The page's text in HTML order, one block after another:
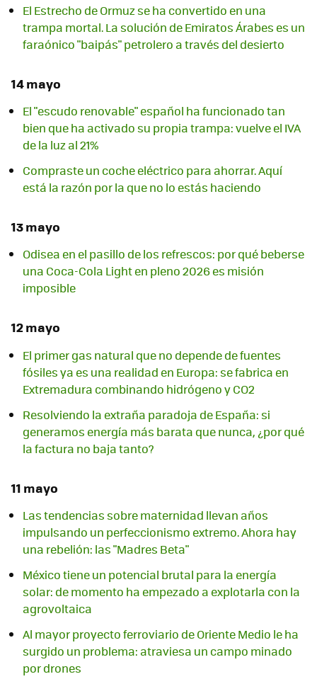
El Estrecho de Ormuz se ha convertido en una
trampa mortal. La solución de Emiratos Árabes es un
faraónico "baipás" petrolero a través del desierto
14 mayo
El "escudo renovable" español ha funcionado tan
bien que ha activado su propia trampa: vuelve el IVA
de la luz al 21%
Compraste un coche eléctrico para ahorrar. Aquí
está la razón por la que no lo estás haciendo
13 mayo
Odisea en el pasillo de los refrescos: por qué beberse
una Coca-Cola Light en pleno 2026 es misión
imposible
12 mayo
El primer gas natural que no depende de fuentes
fósiles ya es una realidad en Europa: se fabrica en
Extremadura combinando hidrógeno y CO2
Resolviendo la extraña paradoja de España: si
generamos energía más barata que nunca, ¿por qué
la factura no baja tanto?
11 mayo
Las tendencias sobre maternidad llevan años
impulsando un perfeccionismo extremo. Ahora hay
una rebelión: las "Madres Beta"
México tiene un potencial brutal para la energía
solar: de momento ha empezado a explotarla con la
agrovoltaica
Al mayor proyecto ferroviario de Oriente Medio le ha
surgido un problema: atraviesa un campo minado
por drones